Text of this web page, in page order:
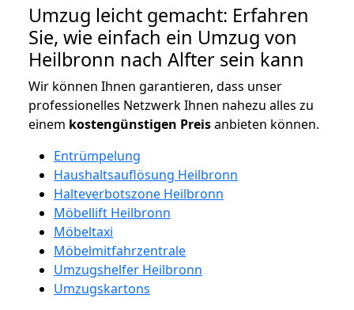
Umzug leicht gemacht: Erfahren
Sie, wie einfach ein Umzug von
Heilbronn nach Alfter sein kann
Wir können Ihnen garantieren, dass unser
professionelles Netzwerk Ihnen nahezu alles zu
einem kostengünstigen Preisanbieten können.
Entrümpelung
Haushaltsauflösung Heilbronn
Halteverbotszone Heilbronn
Möbellift Heilbronn
Möbeltaxi
Möbelmitfahrzentrale
Umzugshelfer Heilbronn
Umzugskartons